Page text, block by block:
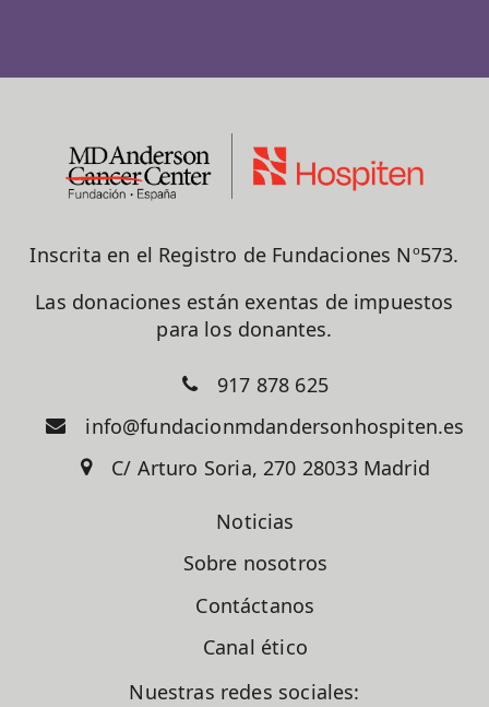
Inscrita en el Registro de Fundaciones Nº573.
Las donaciones están exentas de impuestos
para los donantes.
917 878 625
info@fundacionmdandersonhospiten.es
C/ Arturo Soria, 270 28033 Madrid
Noticias
Sobre nosotros
Contáctanos
Canal ético
Nuestras redes sociales: